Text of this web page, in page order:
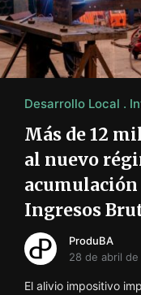
Desarrollo Local
Más de 12
al nuevo
acumulación
Ingresos
ProduBA
28 de abril
El alivio impositivo